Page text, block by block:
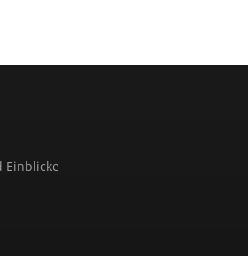
Einblicke